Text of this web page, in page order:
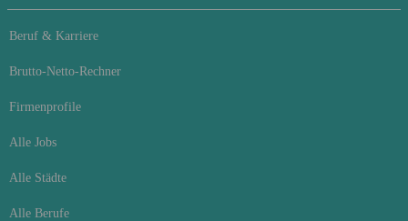
Beruf & Karriere
Brutto-Netto-Rechner
Firmenprofile
Alle Jobs
Alle Städte
Alle Berufe